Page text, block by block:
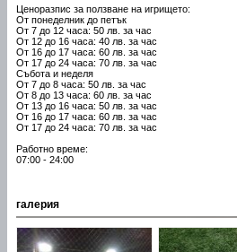
Ценоразпис за ползване на игрището:
От понеделник до петък
От 7 до 12 часа: 50 лв. за час
От 12 до 16 часа: 40 лв. за час
От 16 до 17 часа: 60 лв. за час
От 17 до 24 часа: 70 лв. за час
Събота и неделя
От 7 до 8 часа: 50 лв. за час
От 8 до 13 часа: 60 лв. за час
От 13 до 16 часа: 50 лв. за час
От 16 до 17 часа: 60 лв. за час
От 17 до 24 часа: 70 лв. за час
Работно време:
07:00 - 24:00
галерия